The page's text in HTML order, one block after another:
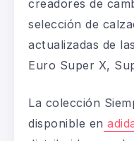
creadores de
selección de
actualizadas de
Euro Super X,
La colección
disponible en